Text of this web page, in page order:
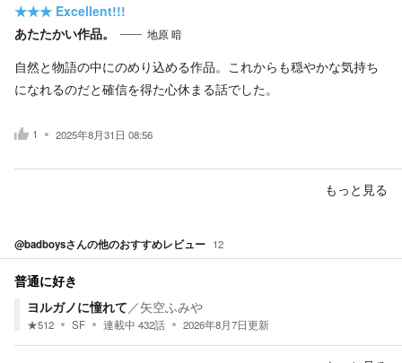
★★★ Excellent!!!
あたたかい作品。
地原 暗
自然と物語の中にのめり込める作品。これからも穏やかな気持ち
になれるのだと確信を得た心休まる話でした。
1 2025年8月31日 08:56
もっと見る
@badboysさんの他のおすすめレビュー 12
普通に好き
ヨルガノに憧れて ／矢空ふみや
★512 SF 連載中 432話 2026年8月7日更新